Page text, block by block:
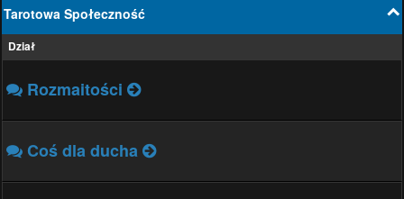
Tarotowa Społeczność
Dział
Rozmaitości
Coś dla ducha